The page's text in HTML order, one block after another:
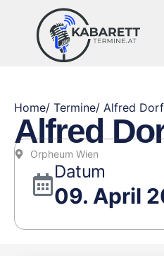
Home/ Termine/ Alfred
Alfred
Orpheum Wien
Datum
09. April